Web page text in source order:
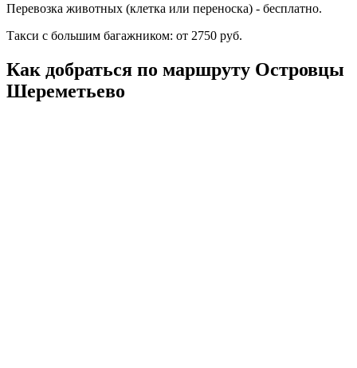
Перевозка животных (клетка или переноска) - бесплатно.
Такси с большим багажником: от 2750 руб.
Как добраться по маршруту Островцы
Шереметьево